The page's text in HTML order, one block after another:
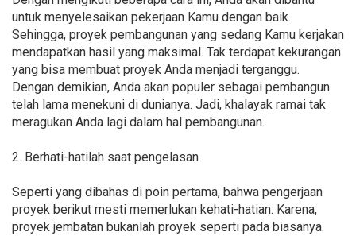
untuk menyelesaikan pekerjaan Kamu dengan baik.
Sehingga, proyek pembangunan yang sedang Kamu kerjakan
mendapatkan hasil yang maksimal. Tak terdapat kekurangan
yang bisa membuat proyek Anda menjadi terganggu.
Dengan demikian, Anda akan populer sebagai pembangun
telah lama menekuni di dunianya. Jadi, khalayak ramai tak
meragukan Anda lagi dalam hal pembangunan.
2. Berhati-hatilah saat pengelasan
Seperti yang dibahas di poin pertama, bahwa pengerjaan
proyek berikut mesti memerlukan kehati-hatian. Karena,
proyek jembatan bukanlah proyek seperti pada biasanya.